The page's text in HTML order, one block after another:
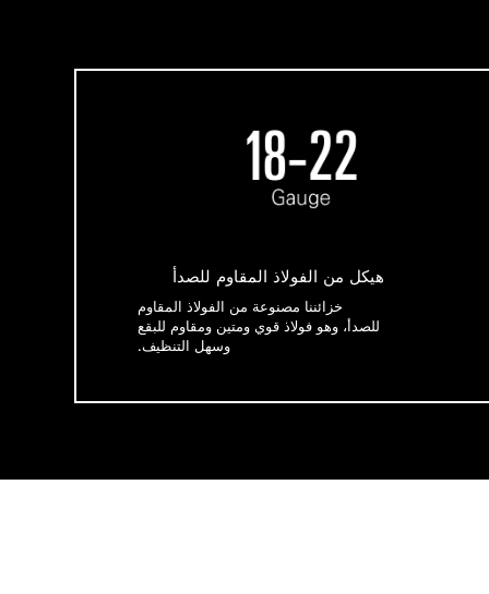
هيكل من الفولاذ المقاوم للصدأ
خزائننا مصنوعة من الفولاذ المقاوم
للصدأ، وهو فولاذ قوي ومتين ومقاوم للبقع
وسهل التنظيف.